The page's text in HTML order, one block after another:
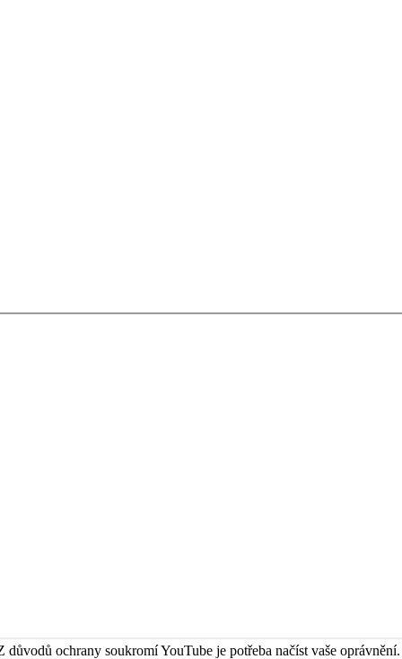
důvodů ochrany soukromí YouTube je potřeba načíst vaše oprávnění.